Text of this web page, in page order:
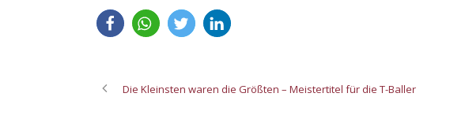
Die Kleinsten waren die Größten – Meistertitel für die T-Baller